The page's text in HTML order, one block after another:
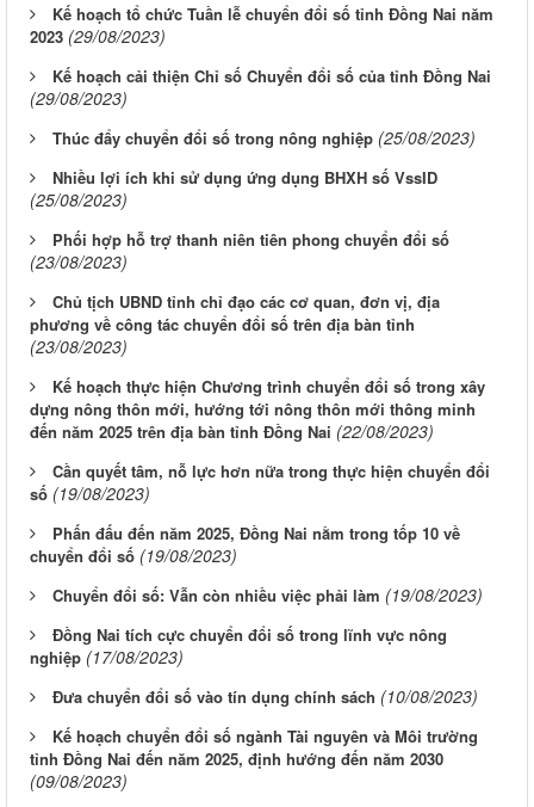
Kế hoạch tổ chức Tuần lễ chuyển đổi số tỉnh Đồng Nai năm
2023 (29/08/2023)
Kế hoạch cải thiện Chỉ số Chuyển đổi số của tỉnh Đồng Nai
(29/08/2023)
Thúc đẩy chuyển đổi số trong nông nghiệp (25/08/2023)
Nhiều lợi ích khi sử dụng ứng dụng BHXH số VssID
(25/08/2023)
Phối hợp hỗ trợ thanh niên tiên phong chuyển đổi số
(23/08/2023)
Chủ tịch UBND tỉnh chỉ đạo các cơ quan, đơn vị, địa
phương về công tác chuyển đổi số trên địa bàn tỉnh
(23/08/2023)
Kế hoạch thực hiện Chương trình chuyển đổi số trong xây
dựng nông thôn mới, hướng tới nông thôn mới thông minh
đến năm 2025 trên địa bàn tỉnh Đồng Nai (22/08/2023)
Cần quyết tâm, nỗ lực hơn nữa trong thực hiện chuyển đổi
số (19/08/2023)
Phấn đấu đến năm 2025, Đồng Nai nằm trong tốp 10 về
chuyển đổi số (19/08/2023)
Chuyển đổi số: Vẫn còn nhiều việc phải làm (19/08/2023)
Đồng Nai tích cực chuyển đổi số trong lĩnh vực nông
nghiệp (17/08/2023)
Đưa chuyển đổi số vào tín dụng chính sách (10/08/2023)
Kế hoạch chuyển đổi số ngành Tài nguyên và Môi trường
tỉnh Đồng Nai đến năm 2025, định hướng đến năm 2030
(09/08/2023)